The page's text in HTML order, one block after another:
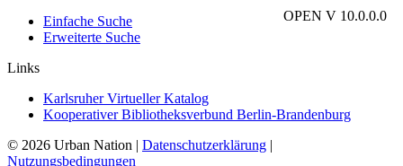
OPEN V 10.0.0.0
Einfache Suche
Erweiterte Suche
Links
Karlsruher Virtueller Katalog
Kooperativer Bibliotheksverbund Berlin-Brandenburg
© 2026 Urban Nation | Datenschutzerklärung |
Nutzungsbedingungen